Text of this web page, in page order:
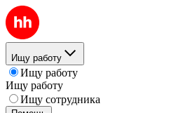
Ищу работу
Ищу работу
Ищу работу
Ищу сотрудника